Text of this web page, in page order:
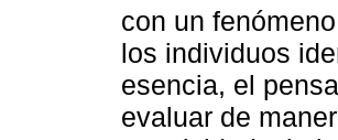
con un
los individuos
esencia, el
evaluar de